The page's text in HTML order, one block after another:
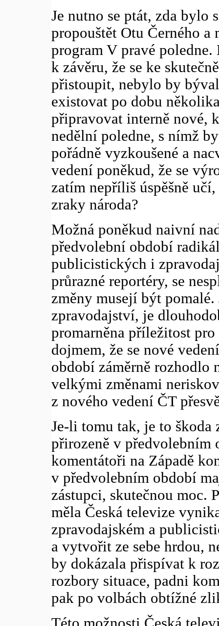
Je nutno se ptát, zda bylo
propouštět Otu Černého a
program V pravé
k závěru, že se ke
přistoupit, nebylo by
existovat po dobu
připravovat interně nové,
nedělní poledne, s nímž
pořádně vyzkoušené a
vedení poněkud, že se
zatím nepříliš úspěšně
zraky národa?
Možná poněkud naivní
předvolební období
publicistických i
průrazné reportéry, se
změny musejí být
zpravodajství, je
promarněna příležitost
dojmem, že se nové
období záměrně
velkými změnami
z nového vedení ČT
Je-li tomu tak, je to
přirozeně v
komentátoři na Západě
v předvolebním období
zástupci, skutečnou moc.
měla Česká televize
zpravodajském a
a vytvořit ze sebe hrdou,
by dokázala přispívat k
rozbory situace, padni
pak po volbách obtížné